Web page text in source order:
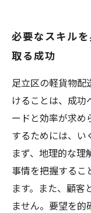
必要なスキル
取る成功
足立区の軽貨物配
けることは、成功
ードと効率が求め
するためには、い
まず、地理的な理
事情を把握するこ
ます。また、顧
ません。要望を